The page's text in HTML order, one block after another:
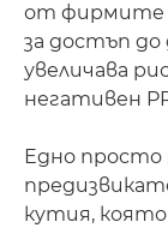
от фирмите
за достъп
увеличава
негативен
Едно просто
кутия, която